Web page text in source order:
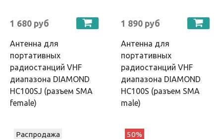
1 680 руб
Антенна для
портативных
радиостанций VHF
диапазона DIAMOND
HC100SJ (разъем SMA
female)
1 890 руб
Антенна для
портативных
радиостанций VHF
диапазона DIAMOND
HC100S (разъем SMA
male)
Распродажа
50%